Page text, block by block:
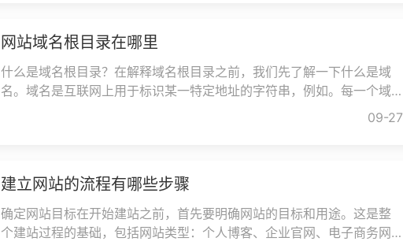
网站域名根目录在哪里
什么是域名根目录？在解释域名根目录之前，我们先了解一下什么是域
名。域名是互联网上用于标识某一特定地址的字符串，例如。每一个域
09-27
建立网站的流程有哪些步骤
确定网站目标在开始建站之前，首先要明确网站的目标和用途。这是整
个建站过程的基础，包括网站类型：个人博客、企业官网、电子商务网